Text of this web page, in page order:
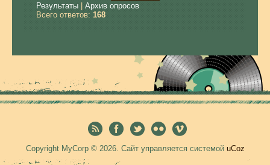
Результаты
Архив опросов
Всего ответов: 168
Copyright MyCorp © 2026. Сайт управляется системой uCoz